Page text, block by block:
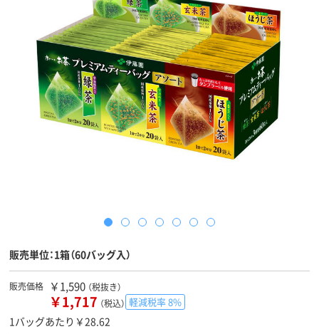
販売単位：1箱（60バッグ入）
販売価格 ￥1,590 （税抜き）
￥1,717 （税込） 軽減税率 8%
1バッグあたり￥28.62